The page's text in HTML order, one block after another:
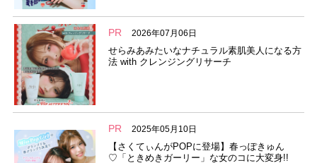
PR 2026年07月06日
せらみあみたいなナチュラル素肌美人になる方
法 with クレンジングリサーチ
PR 2025年05月10日
【さくてぃんがPOPに登場】春っぽきゅん
♡「ときめきガーリー」な女のコに大変身!!